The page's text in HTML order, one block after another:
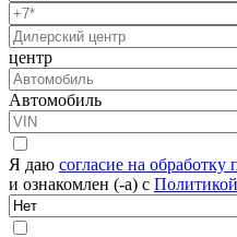
центр
Автомобиль
Я даю согласие на
и ознакомлен (-а) с